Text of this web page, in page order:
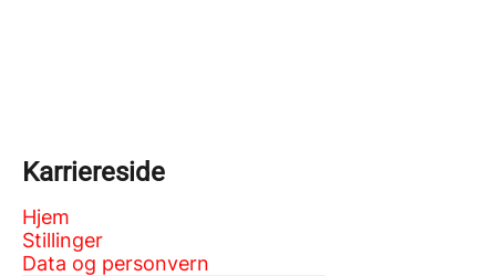
Karriereside
Hjem
Stillinger
Data og personvern